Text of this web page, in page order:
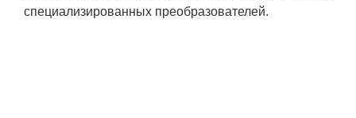
специализированных преобразователей.